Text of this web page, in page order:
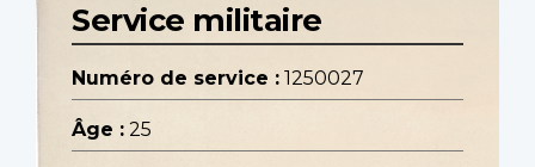
Service militaire
Numéro de service : 1250027
Âge : 25